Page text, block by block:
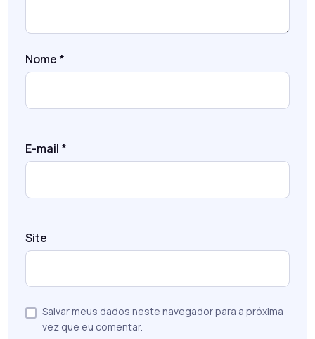
Nome *
E-mail *
Site
Salvar meus dados neste navegador para a próxima
vez que eu comentar.